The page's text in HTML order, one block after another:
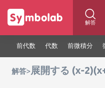
解答
前代数 代数 前微積分
解答>展開する (x-